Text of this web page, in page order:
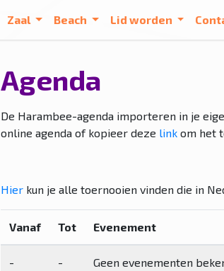
Zaal Beach Lid worden
Agenda
De Harambee-agenda importeren in je
online agenda of kopieer deze link om het
Hier kun je alle toernooien vinden die in
Vanaf Tot Evenement
- - Geen evenementen